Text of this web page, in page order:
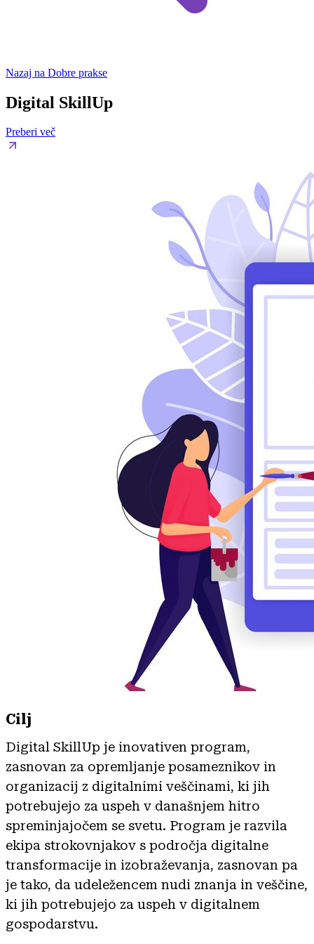
Nazaj na Dobre prakse
Digital SkillUp
Preberi več
Cilj
Digital SkillUp je inovativen program,
zasnovan za opremljanje posameznikov in
organizacij z digitalnimi veščinami, ki jih
potrebujejo za uspeh v današnjem hitro
spreminjajočem se svetu. Program je razvila
ekipa strokovnjakov s področja digitalne
transformacije in izobraževanja, zasnovan pa
je tako, da udeležencem nudi znanja in veščine,
ki jih potrebujejo za uspeh v digitalnem
gospodarstvu.